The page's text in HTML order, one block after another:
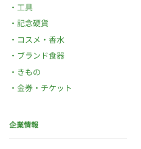
工具
記念硬貨
コスメ・香水
ブランド食器
きもの
金券・チケット
企業情報